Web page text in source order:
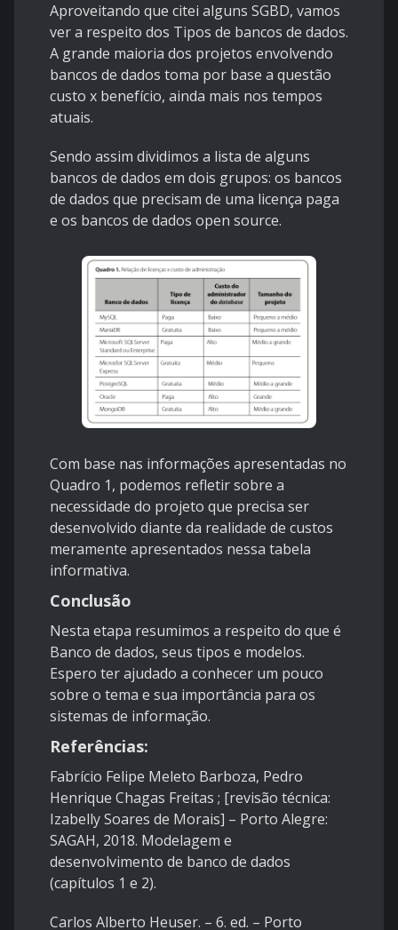
Aproveitando que citei alguns SGBD, vamos
ver a respeito dos Tipos de bancos de dados.
A grande maioria dos projetos envolvendo
bancos de dados toma por base a questão
custo x benefício, ainda mais nos tempos
atuais.
Sendo assim dividimos a lista de alguns
bancos de dados em dois grupos: os bancos
de dados que precisam de uma licença paga
e os bancos de dados open source.
Com base nas informações apresentadas no
Quadro 1, podemos refletir sobre a
necessidade do projeto que precisa ser
desenvolvido diante da realidade de custos
meramente apresentados nessa tabela
informativa.
Conclusão
Nesta etapa resumimos a respeito do que é
Banco de dados, seus tipos e modelos.
Espero ter ajudado a conhecer um pouco
sobre o tema e sua importância para os
sistemas de informação.
Referências:
Fabrício Felipe Meleto Barboza, Pedro
Henrique Chagas Freitas ; [revisão técnica:
Izabelly Soares de Morais] – Porto Alegre:
SAGAH, 2018. Modelagem e
desenvolvimento de banco de dados
(capítulos 1 e 2).
Carlos Alberto Heuser. – 6. ed. – Porto